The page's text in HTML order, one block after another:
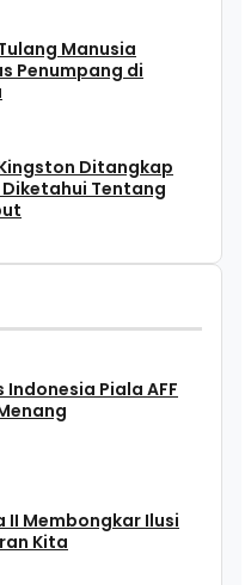
Manusia
Penumpang di
Ditangkap
Diketahui Tentang
Piala AFF
II Membongkar Ilusi
Kita